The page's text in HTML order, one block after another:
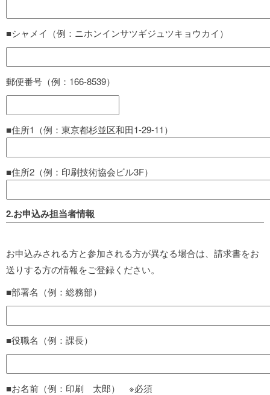
■シャメイ（例：ニホンインサツギジュツキョウカイ）
郵便番号（例：166-8539）
■住所1（例：東京都杉並区和田1-29-11）
■住所2（例：印刷技術協会ビル3F）
2.お申込み担当者情報
お申込みされる方と参加される方が異なる場合は、請求書をお
送りする方の情報をご登録ください。
■部署名（例：総務部）
■役職名（例：課長）
■お名前（例：印刷 太郎） ※必須